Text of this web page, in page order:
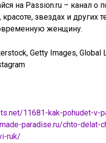
на Passion.ru – канал о
красоте, звездах и других
женщину.
Getty Images, Global
11681-kak-pohudet-v-
paradise.ru/chto-delat-
ruk/